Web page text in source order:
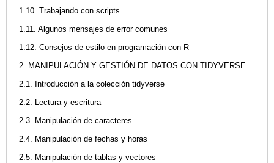
1.10. Trabajando con scripts
1.11. Algunos mensajes de error comunes
1.12. Consejos de estilo en programación con R
2. MANIPULACIÓN Y GESTIÓN DE DATOS CON TIDYVERSE
2.1. Introducción a la colección tidyverse
2.2. Lectura y escritura
2.3. Manipulación de caracteres
2.4. Manipulación de fechas y horas
2.5. Manipulación de tablas y vectores